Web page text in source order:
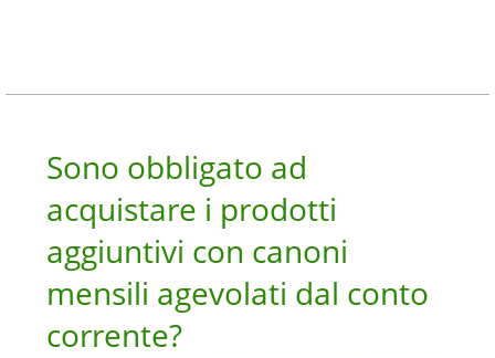
Sono obbligato ad
acquistare i prodotti
aggiuntivi con canoni
mensili agevolati dal conto
corrente?